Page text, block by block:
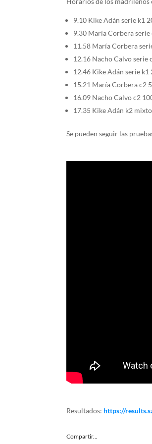
9.10 Kike Adán serie k1
9.30 María Corbera serie
11.58 María Corbera
12.16 Nacho Calvo serie
12.46 Kike Adán serie k1
15.21 María Corbera c2
16.09 Nacho Calvo c2
17.35 Kike Adán k2
Se pueden seguir las
Resultados: https://
Compartir...